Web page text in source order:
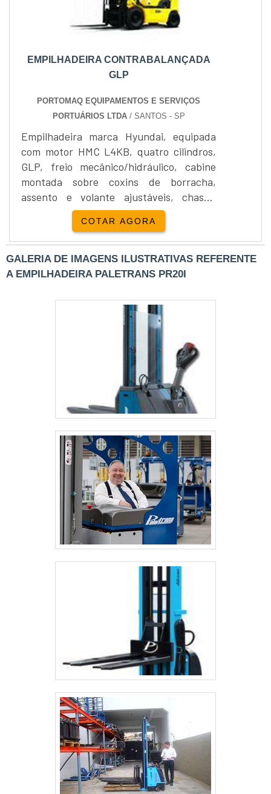
EMPILHADEIRA CONTRABALANÇADA
GLP
PORTOMAQ EQUIPAMENTOS E SERVIÇOS
PORTUÁRIOS LTDA/ SANTOS - SP
Empilhadeira marca Hyundai, equipada
com motor HMC L4KB, quatro cilindros,
GLP, freio mecânico/hidráulico, cabine
montada sobre coxins de borracha,
assento e volante ajustáveis, chassis
monobloco, protetor de carga.Capacidade
de 1.500 a 3.000 kg, elevação 4.000 a
6.000 mm,torre simples/torre triplex....
COTAR AGORA
GALERIA DE IMAGENS ILUSTRATIVAS REFERENTE
A EMPILHADEIRA PALETRANS PR20I